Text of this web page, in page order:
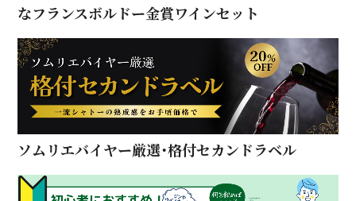
なフランスボルドー金賞ワインセット
ソムリエバイヤー厳選・格付セカンドラベル